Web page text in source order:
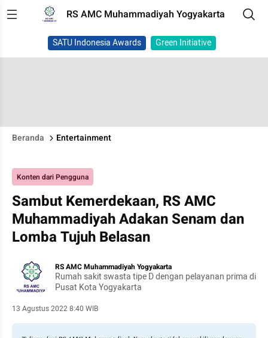
RS AMC Muhammadiyah Yogyakarta
SATU Indonesia Awards Green Initiative
Beranda Entertainment
Konten dari Pengguna
Sambut Kemerdekaan, RS AMC
Muhammadiyah Adakan Senam dan
Lomba Tujuh Belasan
RS AMC Muhammadiyah Yogyakarta
Rumah sakit swasta tipe D dengan pelayanan prima di
Pusat Kota Yogyakarta
13 Agustus 2022 8:40 WIB